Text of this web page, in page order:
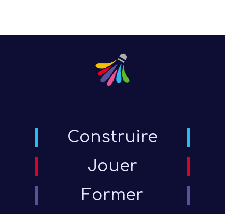
Construire
Jouer
Former